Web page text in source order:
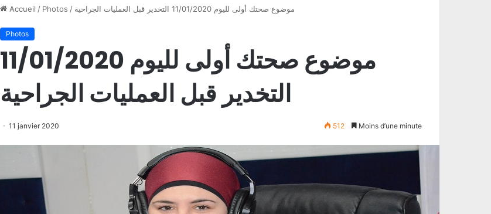
Accueil / Photos / موضوع صحتك أولى لليوم 11/01/2020 التخدير قبل العمليات الجراحية
Photos
موضوع صحتك أولى لليوم 11/01/2020
التخدير قبل العمليات الجراحية
11 janvier 2020 512 Moins d’une minute